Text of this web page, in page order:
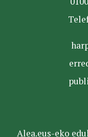
Alea.eus-eko